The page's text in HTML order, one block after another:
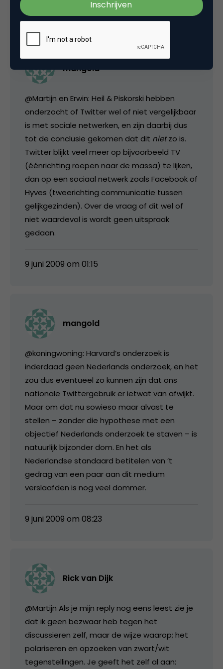
8 juni 2009 om 19:22
mangold
@Martijn en Erwin: Heil & Piskorski hebben
onderzocht of Twitter wel of niet vergelijkbaar
is met sociale netwerken, en zijn daarbij dus
tot de conclusie gekomen dat dit nietzo is.
Twitter blijkt veel meer op bijvoorbeeld TV
(éénrichting roepen naar de massa) te lijken,
dan op een sociaal netwerk zoals Facebook of
Hyves (tweerichting communicatie tussen
gelijkgezinden). Over de vraag of dit wel of
niet waardevol is wordt geen uitspraak
gedaan.
9 juni 2009 om 01:15
mangold
@koningwoning: Harvard’s onderzoek is
inderdaad geen Nederlands onderzoek, en het
zou dus eventueel zo kunnen zijn dat ons
nationale Twittergebruik er ietwat van afwijkt.
Maar om dat nu sowieso maar alvast te
stellen – zonder die hypothese met een
objectief Nederlands onderzoek te staven – is
natuurlijk bijzonder dom. En het als
Nederlandse standaard betitelen van ’t
gedrag van een paar aan dit medium
verslaafden is nog veel dommer.
9 juni 2009 om 08:23
Rick van Dijk
@Martijn Als je mijn reply nog eens leest zie je
dat ik geen bezwaar heb tegen het
discussieren zelf, maar de wijze waarop; het
polariseren en opzoeken van zwart/wit
tegenstellingen. Je geeft het zelf al aan: